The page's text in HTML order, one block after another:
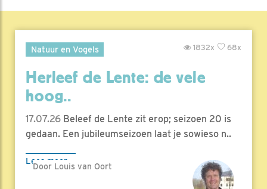
Natuur en Vogels 68x
1832x
Herleef de Lente: de vele
hoog..
17.07.26 Beleef de Lente zit erop; seizoen 20 is
gedaan. Een jubileumseizoen laat je sowieso n..
Lees meer
Door Louis van Oort